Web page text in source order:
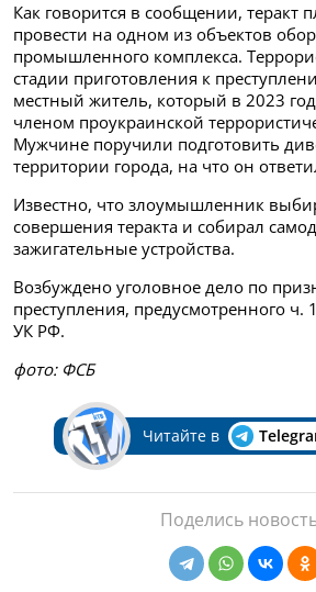
Как говорится в сообщении, теракт
провести на одном из объектов
промышленного комплекса.
стадии приготовления к
местный житель, который в 2023
членом проукраинской
Мужчине поручили подготовить
территории города, на что он
Известно, что злоумышленник
совершения теракта и собирал
зажигательные устройства.
Возбуждено уголовное дело по
преступления, предусмотренного ч.
УК РФ.
фото: ФСБ
Читайте в
Поделись